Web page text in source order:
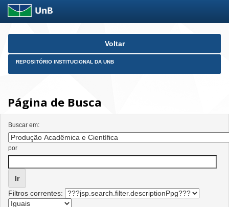
Skip
Voltar
REPOSITÓRIO INSTITUCIONAL DA UNB
Página de Busca
Buscar em:
por
Filtros correntes: